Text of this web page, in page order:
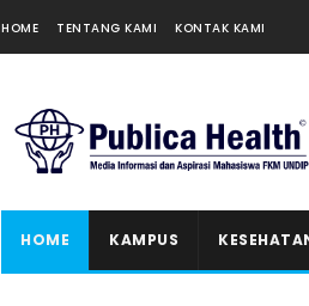
HOME TENTANG KAMI KONTAK KAMI
HOME KAMPUS